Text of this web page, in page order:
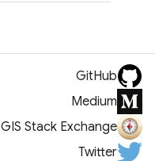
GitHub
Medium
GIS Stack Exchange
Twitter